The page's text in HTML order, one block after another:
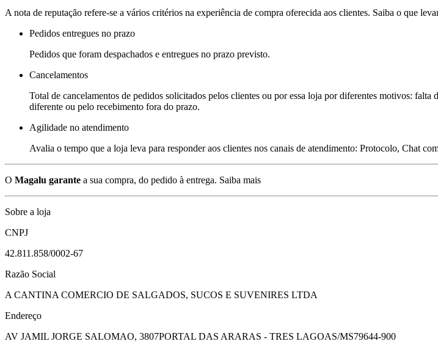
A nota de reputação refere-se a vários critérios na experiência de compra oferecida aos clientes. Saiba o que
Pedidos entregues no prazo
Pedidos que foram despachados e entregues no prazo previsto.
Cancelamentos
Total de cancelamentos de pedidos solicitados pelos clientes ou por essa loja por diferentes motivos: falta
diferente ou pelo recebimento fora do prazo.
Agilidade no atendimento
Avalia o tempo que a loja leva para responder aos clientes nos canais de atendimento: Protocolo, Chat
O Magalu garante a sua compra, do pedido à entrega. Saiba mais
Sobre a loja
CNPJ
42.811.858/0002-67
Razão Social
A CANTINA COMERCIO DE SALGADOS, SUCOS E SUVENIRES LTDA
Endereço
AV JAMIL JORGE SALOMAO, 3807PORTAL DAS ARARAS - TRES LAGOAS/MS79644-900